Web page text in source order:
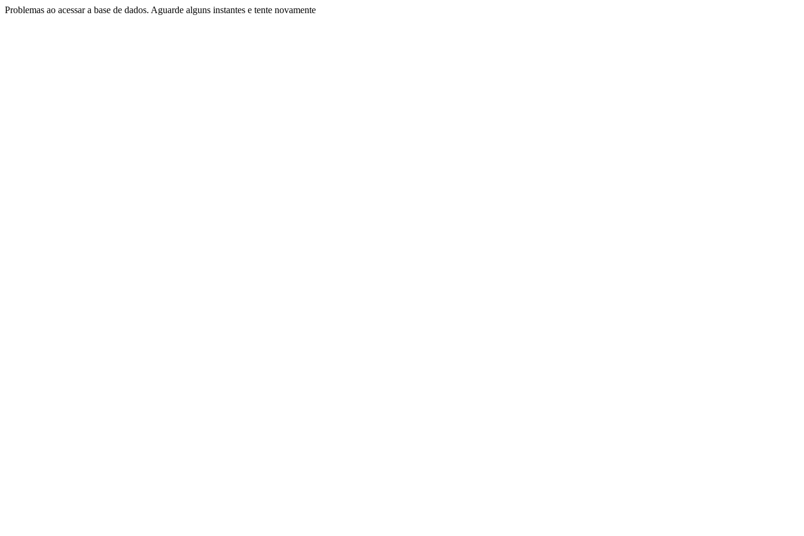
Problemas ao acessar a base de dados. Aguarde alguns instantes e tente novamente